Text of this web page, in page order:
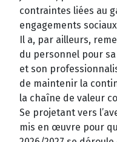
contraintes liées au
engagements
Il a, par ailleurs,
du personnel pour
et son
de maintenir la
la chaîne de valeur
Se projetant vers
mis en œuvre pour